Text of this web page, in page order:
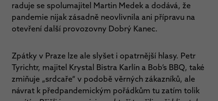
raduje se spolumajitel Martin Medek a dodává, že
pandemie nijak zásadně neovlivnila ani přípravu na
otevření další provozovny Dobrý Kanec.
Zpátky v Praze lze ale slyšet i opatrnější hlasy. Petr
Tyrichtr, majitel Krystal Bistra Karlín a Bob’s BBQ, také
zmiňuje „srdcaře“ v podobě věrných zákazníků, ale
návrat k předpandemickým pořádkům tu zatím tolik